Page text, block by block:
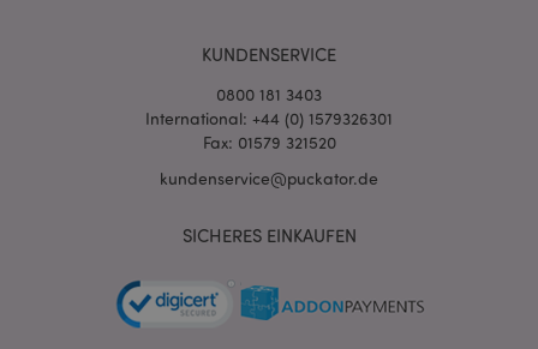
KUNDENSERVICE
0800 181 3403
International: +44 (0) 1579326301
Fax: 01579 321520
kundenservice@puckator.de
SICHERES EINKAUFEN
mage-messages
www.puckator.de